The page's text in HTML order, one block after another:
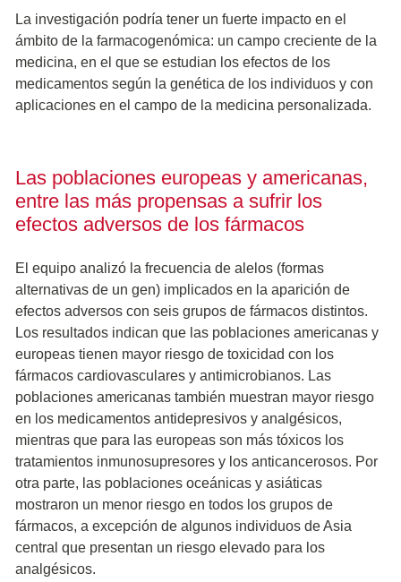
La investigación podría tener un fuerte impacto en el
ámbito de la farmacogenómica: un campo creciente de la
medicina, en el que se estudian los efectos de los
medicamentos según la genética de los individuos y con
aplicaciones en el campo de la medicina personalizada.
Las poblaciones europeas y americanas,
entre las más propensas a sufrir los
efectos adversos de los fármacos
El equipo analizó la frecuencia de alelos (formas
alternativas de un gen) implicados en la aparición de
efectos adversos con seis grupos de fármacos distintos.
Los resultados indican que las poblaciones americanas y
europeas tienen mayor riesgo de toxicidad con los
fármacos cardiovasculares y antimicrobianos. Las
poblaciones americanas también muestran mayor riesgo
en los medicamentos antidepresivos y analgésicos,
mientras que para las europeas son más tóxicos los
tratamientos inmunosupresores y los anticancerosos. Por
otra parte, las poblaciones oceánicas y asiáticas
mostraron un menor riesgo en todos los grupos de
fármacos, a excepción de algunos individuos de Asia
central que presentan un riesgo elevado para los
analgésicos.